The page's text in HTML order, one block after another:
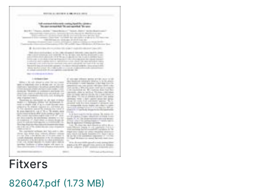
Fitxers
826047.pdf (1.73 MB)